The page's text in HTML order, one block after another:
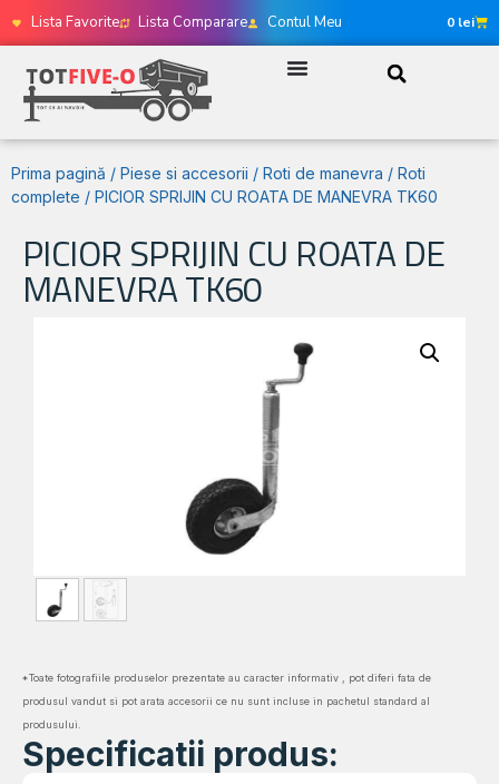
Lista Favorite Lista Comparare Contul Meu 0 lei
Prima pagină / Piese si accesorii / Roti de manevra / Roti
complete / PICIOR SPRIJIN CU ROATA DE MANEVRA TK60
PICIOR SPRIJIN CU ROATA DE
MANEVRA TK60
*Toate fotografiile produselor prezentate au caracter informativ , pot diferi fata de
produsul vandut si pot arata accesorii ce nu sunt incluse in pachetul standard al
produsului.
Specificatii produs: